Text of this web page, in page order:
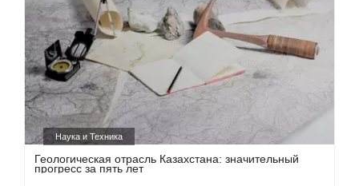
Наука и Техника
Геологическая отрасль Казахстана: значительный
прогресс за пять лет